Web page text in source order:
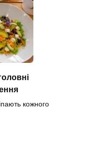
кожного